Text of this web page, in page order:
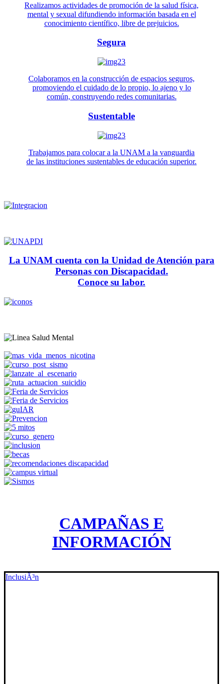
Realizamos actividades de promoción de la salud física,
mental y sexual difundiendo información basada en el
conocimiento científico, libre de prejuicios.
Segura
Colaboramos en la construcción de espacios seguros,
promoviendo el cuidado de lo propio, lo ajeno y lo
común, construyendo redes comunitarias.
Sustentable
Trabajamos para colocar a la UNAM a la vanguardia
de las instituciones sustentables de educación superior.
La UNAM cuenta con la Unidad de Atención para
Personas con Discapacidad.
Conoce su labor.
CAMPAÑAS E
INFORMACIÓN
InclusiÃ³n